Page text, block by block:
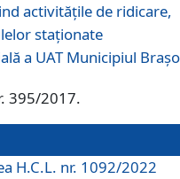
activitățile de ridicare,
staționate
a UAT Municipiul
395/2017.
H.C.L. nr. 1092/2022